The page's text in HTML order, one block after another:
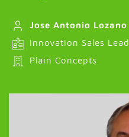
Jose Antonio Lozano
Innovation Sales Lead
Plain Concepts